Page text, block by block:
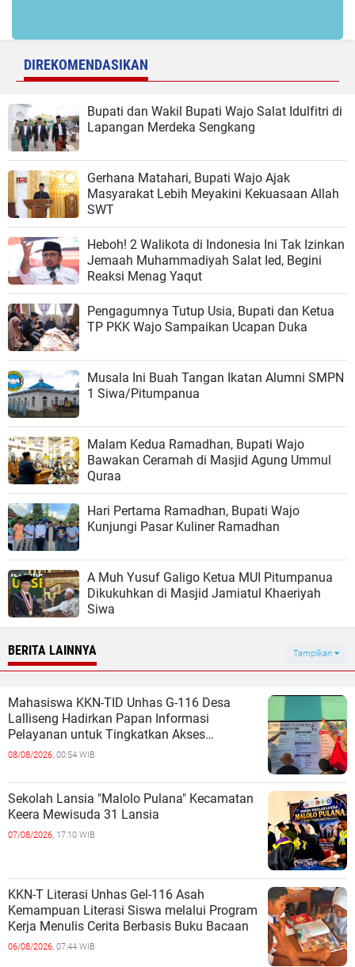
DIREKOMENDASIKAN
Bupati dan Wakil Bupati Wajo Salat Idulfitri di
Lapangan Merdeka Sengkang
Gerhana Matahari, Bupati Wajo Ajak
Masyarakat Lebih Meyakini Kekuasaan Allah
SWT
Heboh! 2 Walikota di Indonesia Ini Tak Izinkan
Jemaah Muhammadiyah Salat Ied, Begini
Reaksi Menag Yaqut
Pengagumnya Tutup Usia, Bupati dan Ketua
TP PKK Wajo Sampaikan Ucapan Duka
Musala Ini Buah Tangan Ikatan Alumni SMPN
1 Siwa/Pitumpanua
Malam Kedua Ramadhan, Bupati Wajo
Bawakan Ceramah di Masjid Agung Ummul
Quraa
Hari Pertama Ramadhan, Bupati Wajo
Kunjungi Pasar Kuliner Ramadhan
A Muh Yusuf Galigo Ketua MUI Pitumpanua
Dikukuhkan di Masjid Jamiatul Khaeriyah
Siwa
BERITA LAINNYA Tampilkan
Mahasiswa KKN-TID Unhas G-116 Desa
Lalliseng Hadirkan Papan Informasi
Pelayanan untuk Tingkatkan Akses
Informasi Masyarakat
08/08/2026, 00:54 WIB
Sekolah Lansia "Malolo Pulana" Kecamatan
Keera Mewisuda 31 Lansia
07/08/2026, 17:10 WIB
KKN-T Literasi Unhas Gel-116 Asah
Kemampuan Literasi Siswa melalui Program
Kerja Menulis Cerita Berbasis Buku Bacaan
06/08/2026, 07:44 WIB